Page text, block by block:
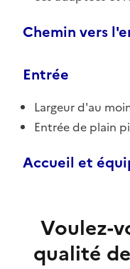
Chemin vers
Entrée
Largeur d'au
Entrée de plain
Accueil et
Voulez-
qualité